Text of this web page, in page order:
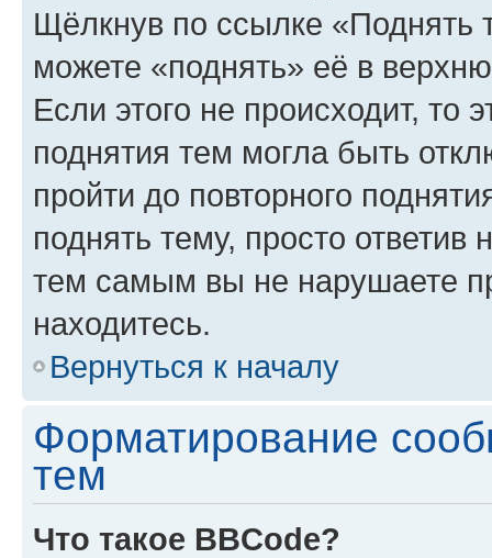
Щёлкнув по ссылке «Поднять
можете «поднять» её в
Если этого не происходит, то
поднятия тем могла быть
пройти до повторного
поднять тему, просто ответив
тем самым вы не нарушаете
находитесь.
Вернуться к началу
Форматирование
тем
Что такое BBCode?